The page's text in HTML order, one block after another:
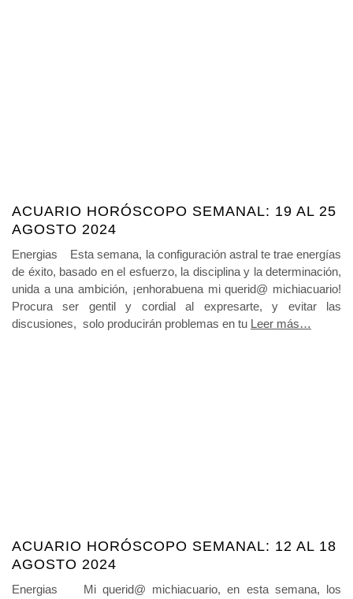
ACUARIO HORÓSCOPO SEMANAL: 19 AL 25
AGOSTO 2024
Energias Esta semana, la configuración astral te trae energías
de éxito, basado en el esfuerzo, la disciplina y la determinación,
unida a una ambición, ¡enhorabuena mi querid@ michiacuario!
Procura ser gentil y cordial al expresarte, y evitar las
discusiones, solo producirán problemas en tu Leer más…
ACUARIO HORÓSCOPO SEMANAL: 12 AL 18
AGOSTO 2024
Energias Mi querid@ michiacuario, en esta semana, los